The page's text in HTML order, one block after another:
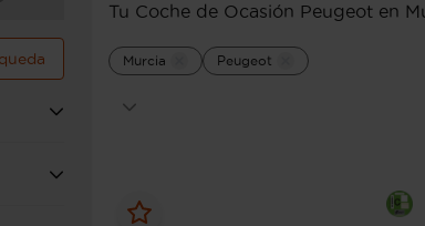
Tu Coche de Ocasión Peugeot en
Murcia Peugeot